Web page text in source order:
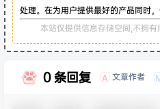
处理。在为用户提供最好的产品同时，
本站仅提供信息存储空间,不拥有
0 条回复 A 文章作者